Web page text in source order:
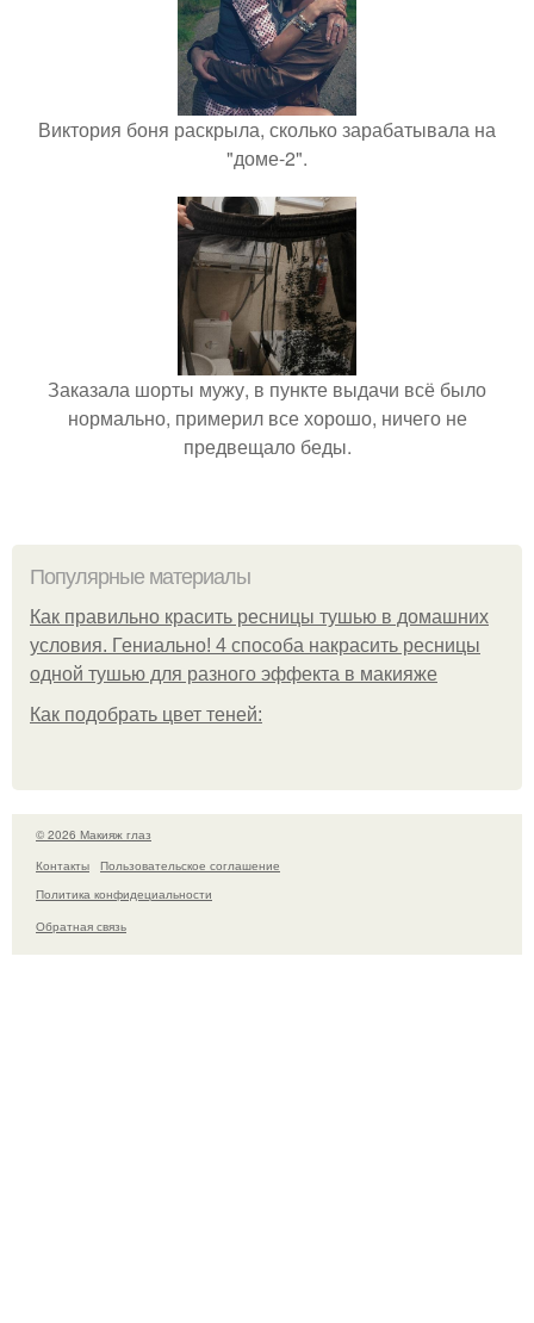
Виктория боня раскрыла, сколько зарабатывала на
"доме-2".
Заказала шорты мужу, в пункте выдачи всё было
нормально, примерил все хорошо, ничего не
предвещало беды.
Популярные материалы
Как правильно красить ресницы тушью в домашних
условия. Гениально! 4 способа накрасить ресницы
одной тушью для разного эффекта в макияже
Как подобрать цвет теней:
© 2026 Макияж глаз
Контакты
Пользовательское соглашение
Политика конфидециальности
Обратная связь